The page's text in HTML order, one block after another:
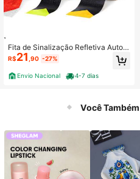
Fita de Sinalização Refletiva Autom
otiva 5 Metros x 5 Cm a Prova de A
gua
R$21 ,90 -27%
Envio Nacional 4-7 dias
Você